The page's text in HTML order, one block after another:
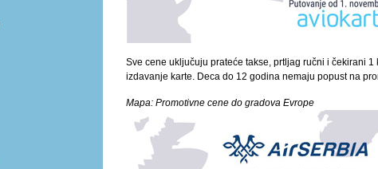
Sve cene uključuju prateće takse, prtljag ručni i čekirani
izdavanje karte. Deca do 12 godina nemaju popust na
Mapa: Promotivne cene do gradova Evrope